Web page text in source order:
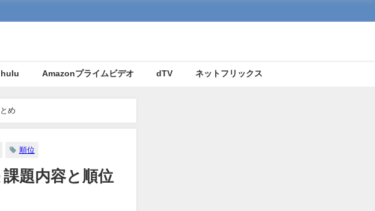
hulu Amazonプライムビデオ dTV ネットフリックス
め
順位
題内容と順位